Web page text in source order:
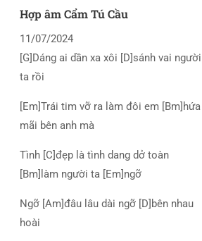
Hợp âm Cẩm Tú Cầu
11/07/2024
[G]Dáng ai dần xa xôi [D]sánh vai người
ta rồi
[Em]Trái tim vỡ ra làm đôi em [Bm]hứa
mãi bên anh mà
Tình [C]đẹp là tình dang dở toàn
[Bm]làm người ta [Em]ngỡ
Ngỡ [Am]đâu lâu dài ngỡ [D]bên nhau
hoài